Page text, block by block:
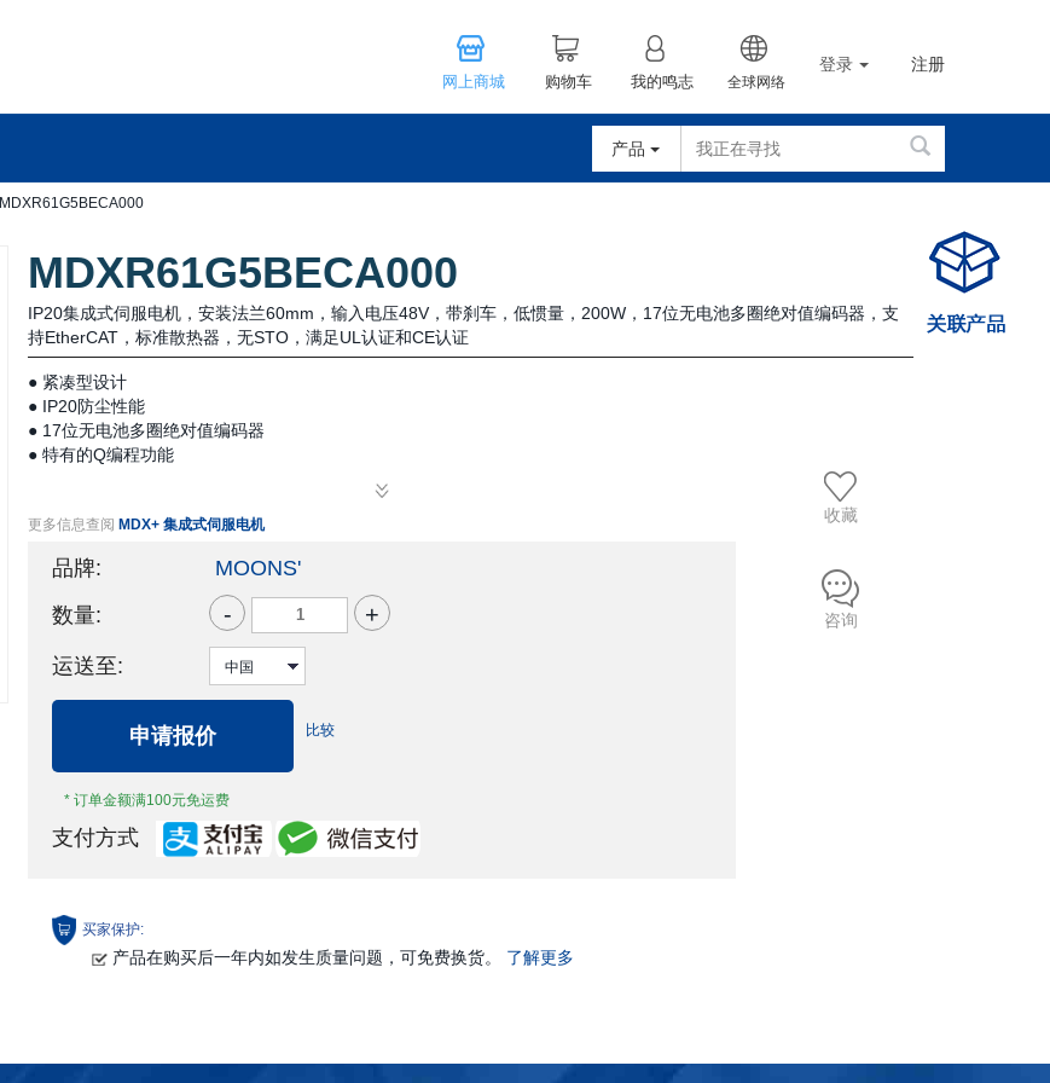
网上商城 购物车 我的鸣志 全球网络
登录 注册
产品
MDXR61G5BECA000
MDXR61G5BECA000
IP20集成式伺服电机，安装法兰60mm，输入电压48V，带刹车，低惯量，200W，17位无电池多圈绝对值编码器，支
持EtherCAT，标准散热器，无STO，满足UL认证和CE认证
● 紧凑型设计
● IP20防尘性能
● 17位无电池多圈绝对值编码器
● 特有的Q编程功能
更多信息查阅 MDX+ 集成式伺服电机
品牌:
MOONS'
数量:
- +
运送至:
申请报价
* 订单金额满100元免运费
比较
支付方式
收藏
咨询
买家保护:
产品在购买后一年内如发生质量问题，可免费换货。 了解更多